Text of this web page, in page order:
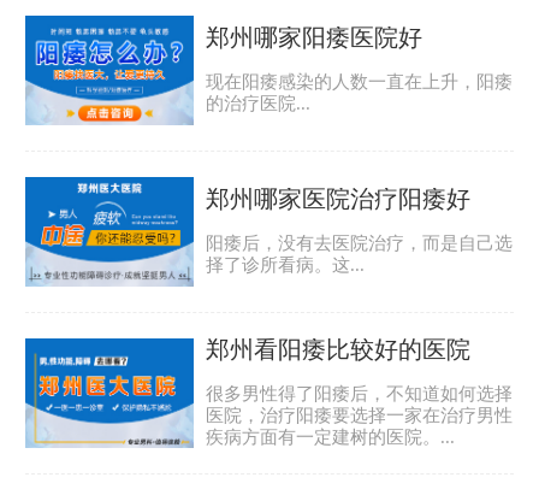
郑州哪家阳痿医院好
现在阳痿感染的人数一直在上升，阳痿
的治疗医院...
郑州哪家医院治疗阳痿好
阳痿后，没有去医院治疗，而是自己选
择了诊所看病。这...
郑州看阳痿比较好的医院
很多男性得了阳痿后，不知道如何选择
医院，治疗阳痿要选择一家在治疗男性
疾病方面有一定建树的医院。...